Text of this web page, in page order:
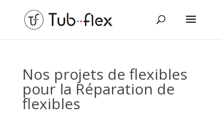
Nos projets de flexibles
pour la Réparation de
flexibles